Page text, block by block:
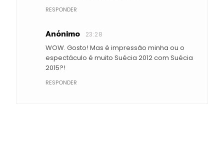
RESPONDER
Anónimo 23:28
WOW. Gosto! Mas é impressão minha ou o
espectáculo é muito Suécia 2012 com Suécia
2015?!
RESPONDER